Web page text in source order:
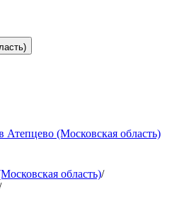
Атепцево (Московская область)
область)/